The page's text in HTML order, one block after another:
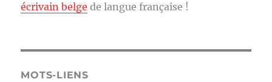
écrivain belge de langue française !
MOTS-LIENS